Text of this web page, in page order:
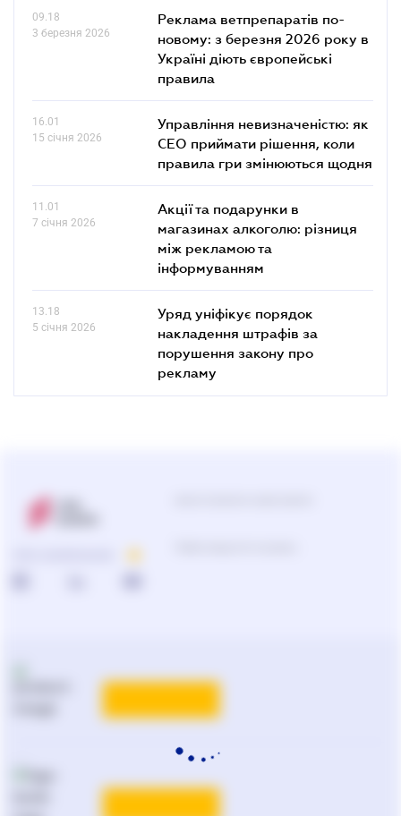
09.18
3 березня 2026
Реклама ветпрепаратів по-
новому: з березня 2026 року в
Україні діють європейські
правила
16.01
15 січня 2026
Управління невизначеністю: як
СЕО приймати рішення, коли
правила гри змінюються щодня
11.01
7 січня 2026
Акції та подарунки в
магазинах алкоголю: різниця
між рекламою та
інформуванням
13.18
5 січня 2026
Уряд уніфікує порядок
накладення штрафів за
порушення закону про
рекламу